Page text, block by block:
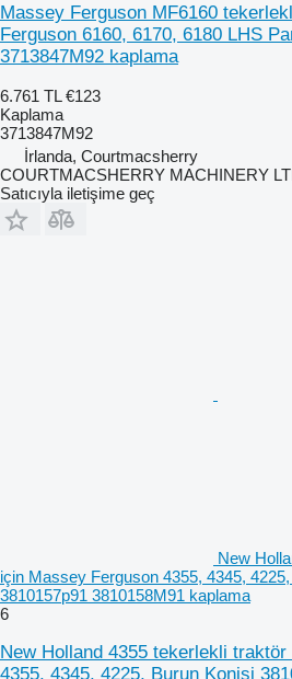
Massey Ferguson MF6160
Ferguson 6160, 6170, 6180 LHS
3713847M92 kaplama
6.761 TL €123
Kaplama
3713847M92
İrlanda, Courtmacsherry
COURTMACSHERRY MACHINERY
Satıcıyla iletişime geç
New
için Massey Ferguson 4355, 4345,
3810157p91 3810158M91 kaplama
6
New Holland 4355 tekerlekli
4355, 4345, 4225, Burun Konisi